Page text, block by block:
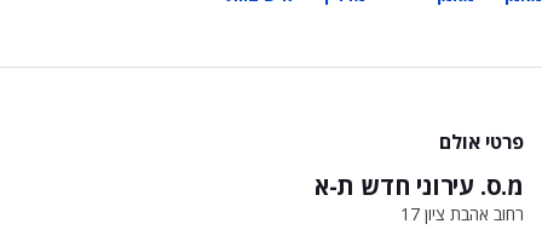
פרטי אולם
מ.ס. עירוני חדש ת-א
רחוב אהבת ציון 17